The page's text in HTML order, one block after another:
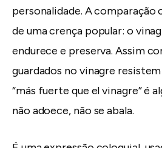
personalidade. A comparação
de uma crença popular: o
endurece e preserva. Assim
guardados no vinagre
“más fuerte que el vinagre” é
não adoece, não se abala.